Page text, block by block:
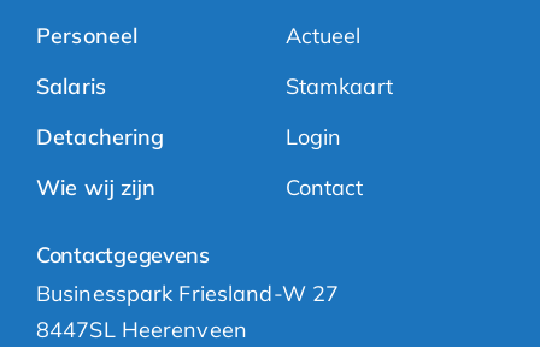
Personeel
Salaris
Detachering
Wie wij zijn
Actueel
Stamkaart
Login
Contact
Contactgegevens
Businesspark Friesland-W 27
8447SL Heerenveen